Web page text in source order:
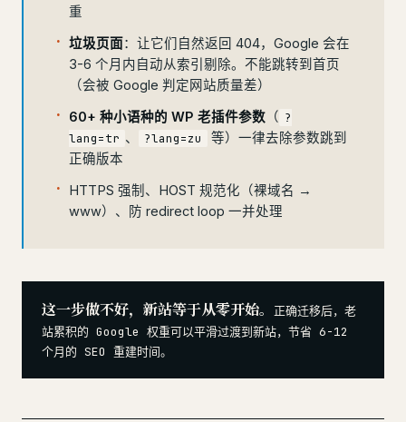
重
垃圾页面：让它们自然返回 404，Google 会在
3-6 个月内自动从索引剔除。不能跳转到首页
（会被 Google 判定网站质量差）
60+ 种小语种的 WP 老插件参数 （ ?
lang=tr 、 ?lang=zu
等）一律去除参数跳到
正确版本
HTTPS 强制、HOST 规范化（裸域名 →
www）、防 redirect loop 一并处理
这一步做不好，新站等于从零开始。
正确迁移后，老
站累积的 Google 权重可以平滑过渡到新站，节省 6-12
个月的 SEO 重建时间。